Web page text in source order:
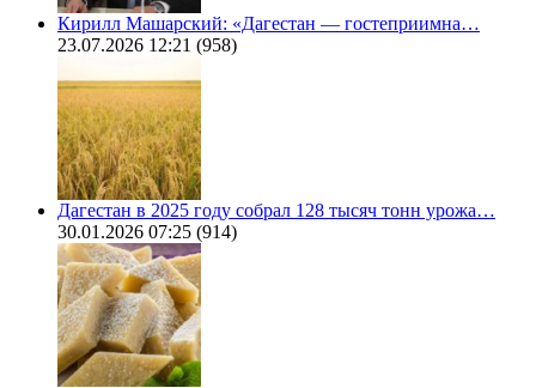
Кирилл Машарский: «Дагестан — гостеприимна…
23.07.2026 12:21 (958)
Дагестан в 2025 году собрал 128 тысяч тонн урожа…
30.01.2026 07:25 (914)